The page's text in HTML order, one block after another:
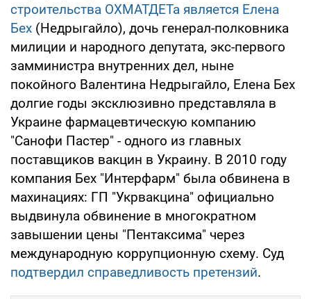
строительства ОХМАТДЕТа является Елена
Бех (Недрыгайло), дочь генерал-полковника
милиции и народного депутата, экс-первого
замминистра внутренних дел, ныне
покойного Валентина Недрыгайло, Елена Бех
долгие годы эксклюзивно представляла в
Украине фармацевтическую компанию
"Санофи Пастер" - одного из главных
поставщиков вакцин в Украину. В 2010 году
компания Бех "Интерфарм" была обвинена в
махинациях: ГП "Укрвакцина" официально
выдвинула обвинение в многократном
завышении цены "Пентаксима" через
международную коррупционную схему. Суд
подтвердил справедливость претензий.